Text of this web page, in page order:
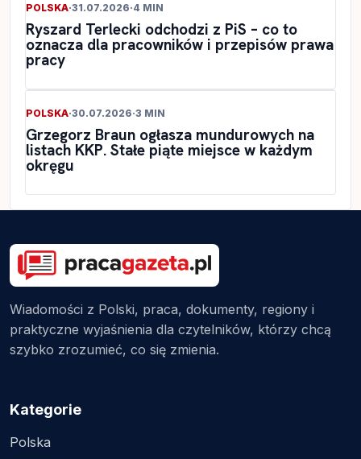
POLSKA·31.07.2026·4 MIN
Ryszard Terlecki odchodzi z PiS – co to
oznacza dla pracowników i przepisów prawa
pracy
POLSKA·30.07.2026·3 MIN
Grzegorz Braun ogłasza mundurowych na
listach KKP. Stałe piąte miejsce w każdym
okręgu
Wiadomości z Polski, praca, dokumenty, regiony i
praktyczne wyjaśnienia dla czytelników, którzy chcą
szybko zrozumieć, co się zmienia.
Kategorie
Polska